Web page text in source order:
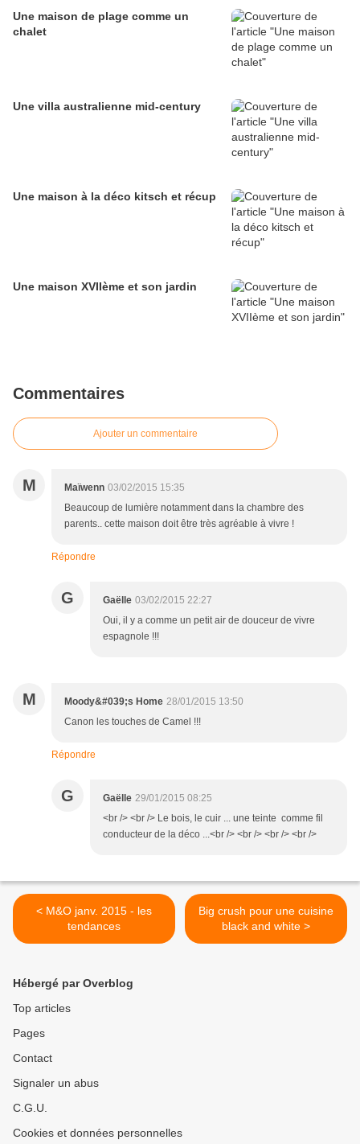
Une maison de plage comme un
chalet
Une villa australienne mid-century
Une maison à la déco kitsch et récup
Une maison XVIIème et son jardin
Commentaires
Ajouter un commentaire
M Maïwenn 03/02/2015 15:35
Beaucoup de lumière notamment dans la chambre des
parents.. cette maison doit être très agréable à vivre !
Répondre
G Gaëlle 03/02/2015 22:27
Oui, il y a comme un petit air de douceur de vivre
espagnole !!!
M Moody&#039;s Home 28/01/2015 13:50
Canon les touches de Camel !!!
Répondre
G Gaëlle 29/01/2015 08:25
<br /> <br /> Le bois, le cuir ... une teinte comme fil
conducteur de la déco ...<br /> <br /> <br /> <br />
< M&O janv. 2015 - les
tendances
Big crush pour une cuisine
black and white >
Hébergé par Overblog
Top articles
Pages
Contact
Signaler un abus
C.G.U.
Cookies et données personnelles